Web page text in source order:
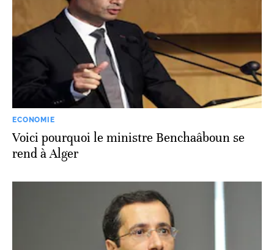
ECONOMIE
Voici pourquoi le ministre Benchaâboun se
rend à Alger